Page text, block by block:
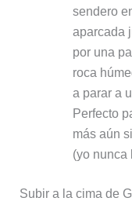
sendero
aparcada
por una
roca
a parar a
Perfecto
más aún
(yo nunca
Subir a la cima de